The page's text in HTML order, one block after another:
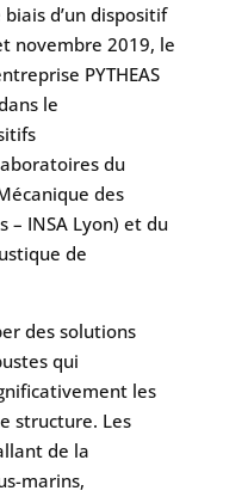
d’un dispositif
novembre 2019, le
PYTHEAS
le
du
des
– INSA Lyon) et du
de
des solutions
qui
les
structure. Les
de la
marins,